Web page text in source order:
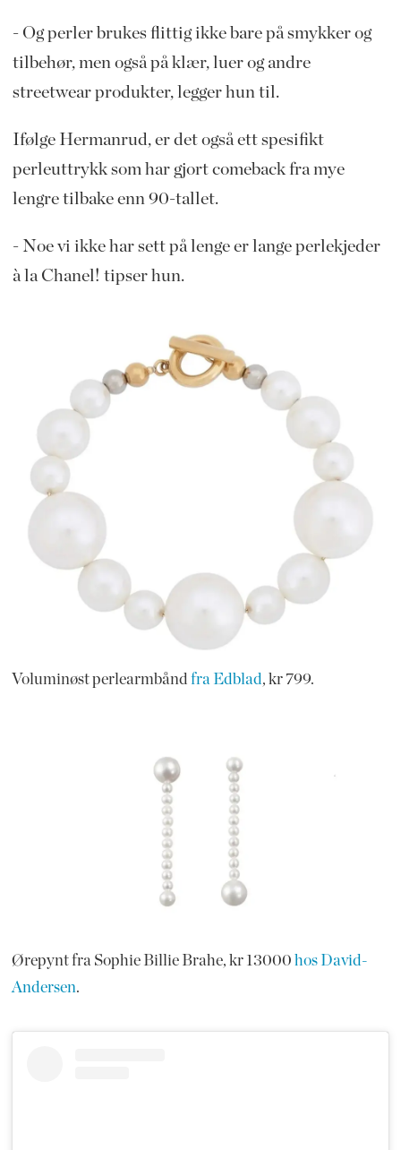
- Og perler brukes flittig ikke bare på smykker og
tilbehør, men også på klær, luer og andre
streetwear produkter, legger hun til.
Ifølge Hermanrud, er det også ett spesifikt
perleuttrykk som har gjort comeback fra mye
lengre tilbake enn 90-tallet.
- Noe vi ikke har sett på lenge er lange perlekjeder
à la Chanel! tipser hun.
Voluminøst perlearmbåndfra Edblad, kr 799.
Ørepynt fra Sophie Billie Brahe, kr 13000hos David-
Andersen.